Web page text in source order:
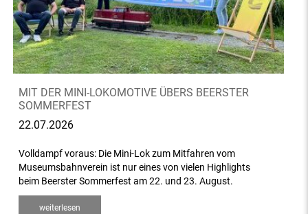
MIT DER MINI-LOKOMOTIVE ÜBERS BEERSTER
SOMMERFEST
22.07.2026
Volldampf voraus: Die Mini-Lok zum Mitfahren vom
Museumsbahnverein ist nur eines von vielen Highlights
beim Beerster Sommerfest am 22. und 23. August.
weiterlesen